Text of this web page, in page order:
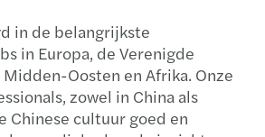
in de belangrijkste
in Europa, de Verenigde
Oosten en Afrika. Onze
zowel in China als
Chinese cultuur goed en